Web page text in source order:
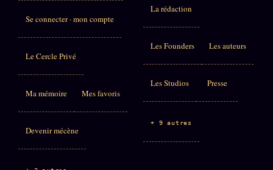
Se connecter · mon compte
Le Cercle Privé
Ma mémoire Mes favoris
Devenir mécène
La rédaction
Les Founders Les auteurs
Les Studios Presse
+ 9 autres